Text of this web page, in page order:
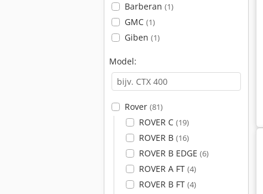
Barberan (1)
GMC (1)
Giben (1)
Model:
Rover (81)
ROVER C (19)
ROVER B (16)
ROVER B EDGE (6)
ROVER A FT (4)
ROVER B FT (4)